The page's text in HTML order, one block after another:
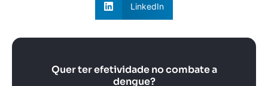
LinkedIn
Quer ter efetividade no combate a
dengue?